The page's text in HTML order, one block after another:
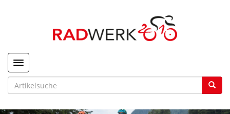
Toggle navigation